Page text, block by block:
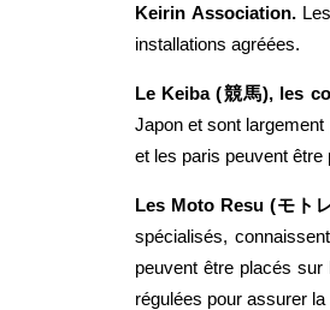
Keirin Association.Les
installations agréées.
Le Keiba (競馬), les
Japon et sont
et les paris peuvent
Les Moto Resu (モト
spécialisés,
peuvent être placés
régulées pour assurer